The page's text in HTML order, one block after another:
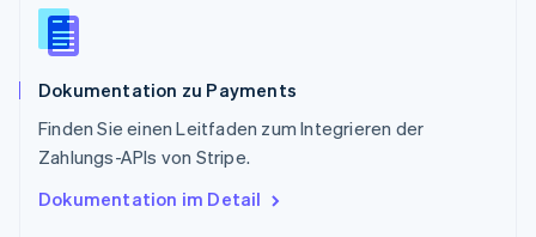
Dokumentation zu Payments
Finden Sie einen Leitfaden zum Integrieren der
Zahlungs-APIs von Stripe.
Dokumentation im Detail
English
Spanien
Thailand
Tschechische Republik
English
English